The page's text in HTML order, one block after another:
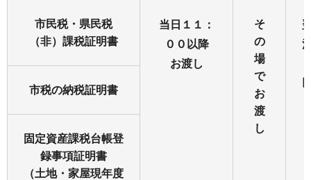
市民税・県民税
（非）課税証明書
当日１１：
００以降
お渡し
そ
の
場
で
お
渡
し
市税の納税証明書
固定資産課税台帳登
録事項証明書
（土地・家屋現年度